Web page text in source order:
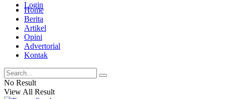
Login
Home
Berita
Artikel
Opini
Advertorial
Kontak
No Result
View All Result